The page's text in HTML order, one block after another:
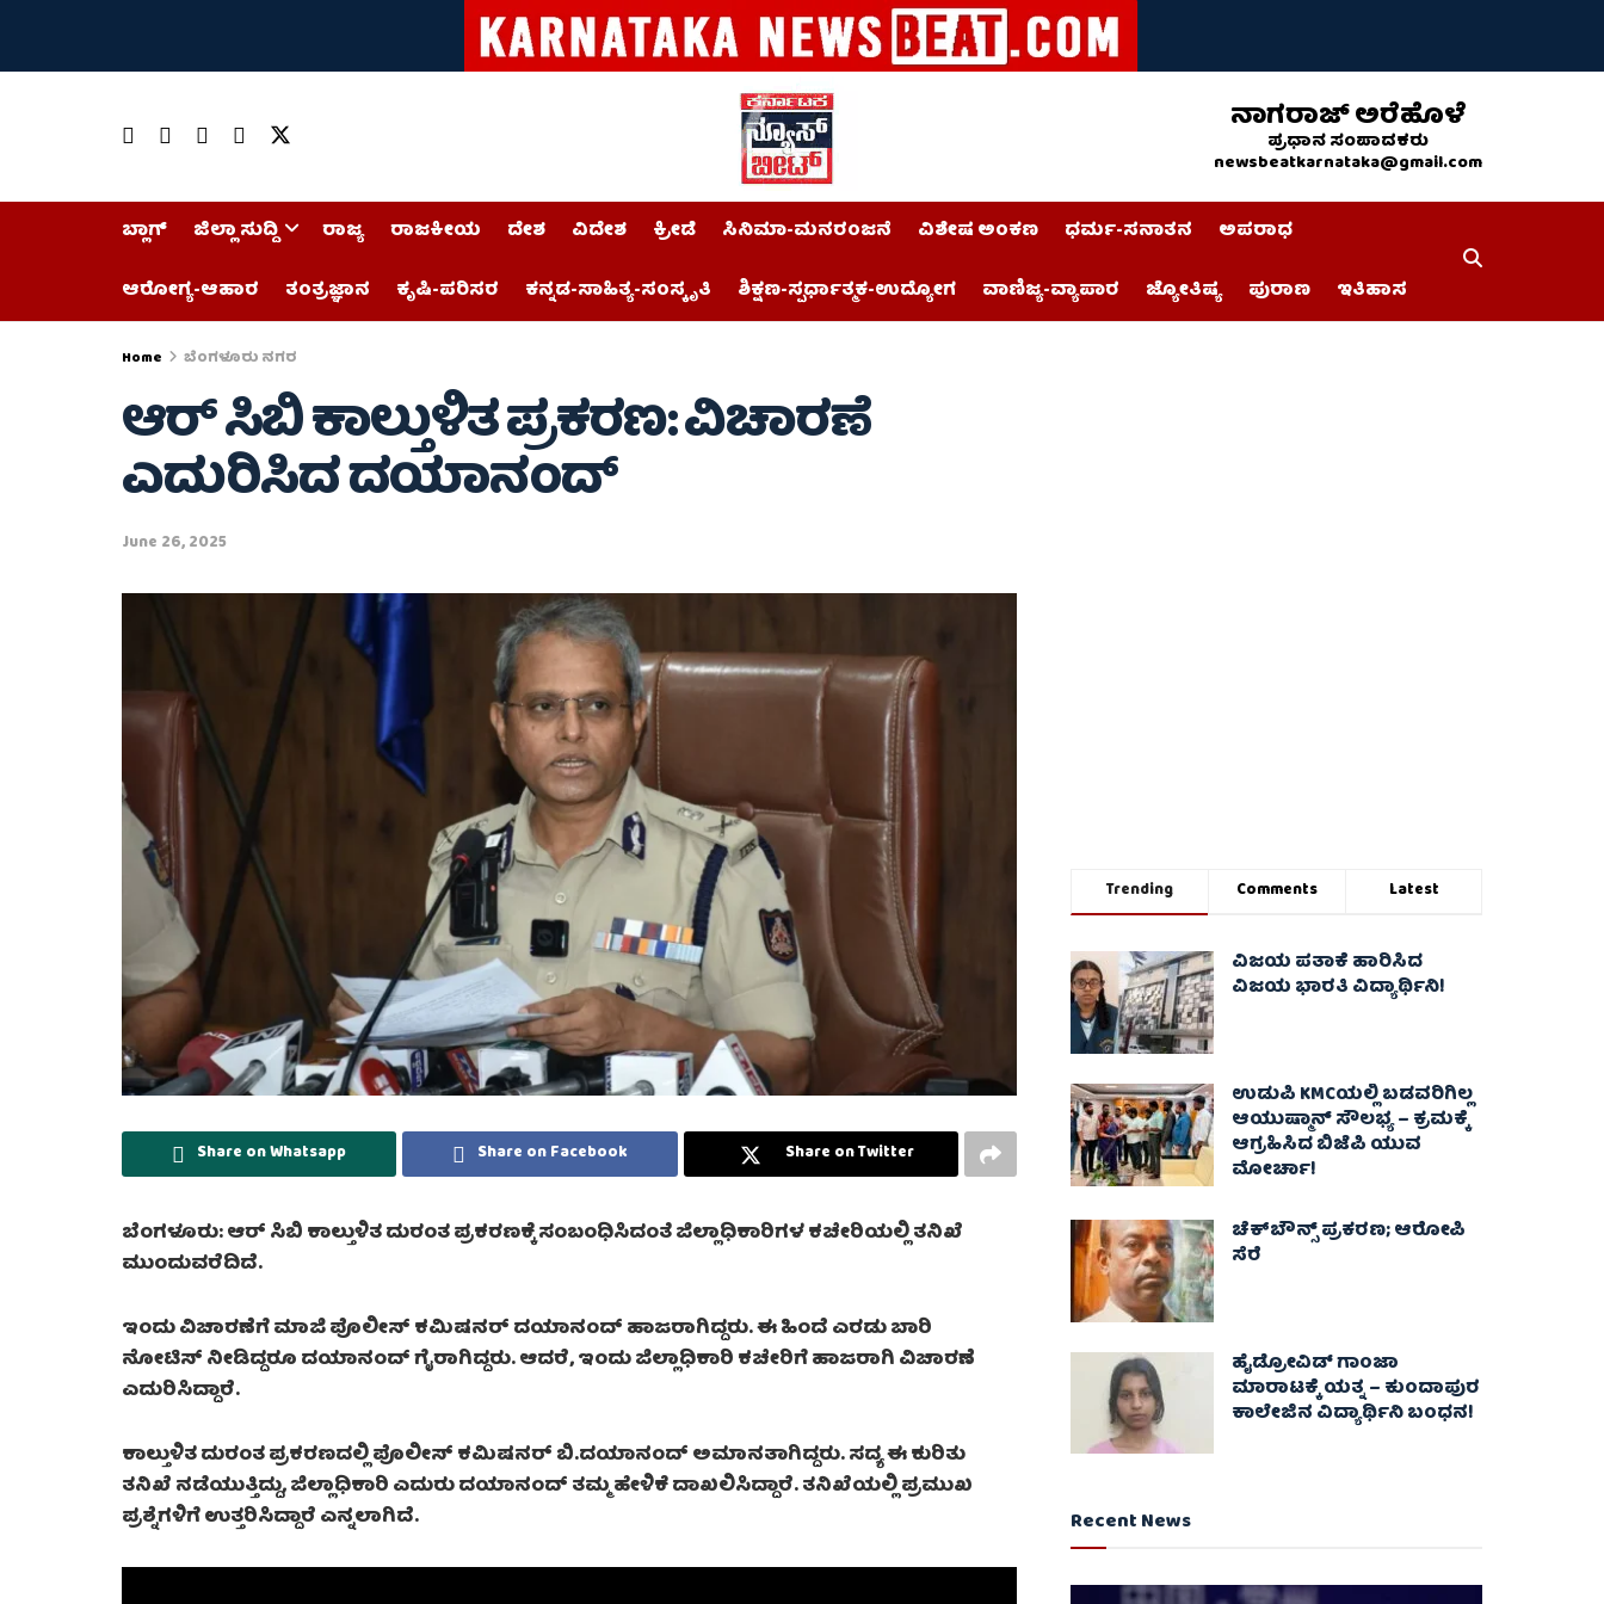
ನಾಗರಾಜ್ ಅರೆಹೊಳೆ
ಪ್ರಧಾನ ಸಂಪಾದಕರು
newsbeatkarnataka@gmail.com
ಬ್ಲಾಗ್ ಜಿಲ್ಲಾ ಸುದ್ದಿ ರಾಜ್ಯ ರಾಜಕೀಯ ದೇಶ ವಿದೇಶ ಕ್ರೀಡೆ ಸಿನಿಮಾ-ಮನರಂಜನೆ ವಿಶೇಷ ಅಂಕಣ ಧರ್ಮ-ಸನಾತನ
ಅಪರಾಧ
ಆರೋಗ್ಯ-ಆಹಾರ
ತಂತ್ರಜ್ಞಾನ ಕೃಷಿ-ಪರಿಸರ ಕನ್ನಡ-ಸಾಹಿತ್ಯ-ಸಂಸ್ಕೃತಿ ಶಿಕ್ಷಣ-ಸ್ಪರ್ಧಾತ್ಮಕ-ಉದ್ಯೋಗ ವಾಣಿಜ್ಯ-ವ್ಯಾಪಾರ ಜ್ಯೋತಿಷ್ಯ ಪುರಾಣ ಇತಿಹಾಸ
Home ಬೆಂಗಳೂರು ನಗರ
ಆರ್ ಸಿಬಿ ಕಾಲ್ತುಳಿತ ಪ್ರಕರಣ: ವಿಚಾರಣೆ
ಎದುರಿಸಿದ ದಯಾನಂದ್
June 26, 2025
Share on Whatsapp Share on Facebook Share on Twitter
ಬೆಂಗಳೂರು: ಆರ್ ಸಿಬಿ ಕಾಲ್ತುಳಿತ ದುರಂತ ಪ್ರಕರಣಕ್ಕೆ ಸಂಬಂಧಿಸಿದಂತೆ ಜಿಲ್ಲಾಧಿಕಾರಿಗಳ ಕಚೇರಿಯಲ್ಲಿ ತನಿಖೆ
ಮುಂದುವರೆದಿದೆ.
ಇಂದು ವಿಚಾರಣೆಗೆ ಮಾಜಿ ಪೊಲೀಸ್ ಕಮಿಷನರ್ ದಯಾನಂದ್ ಹಾಜರಾಗಿದ್ದರು. ಈ ಹಿಂದೆ ಎರಡು ಬಾರಿ
ನೋಟಿಸ್ ನೀಡಿದ್ದರೂ ದಯಾನಂದ್ ಗೈರಾಗಿದ್ದರು. ಆದರೆ, ಇಂದು ಜಿಲ್ಲಾಧಿಕಾರಿ ಕಚೇರಿಗೆ ಹಾಜರಾಗಿ ವಿಚಾರಣೆ
ಎದುರಿಸಿದ್ದಾರೆ.
ಕಾಲ್ತುಳಿತ ದುರಂತ ಪ್ರಕರಣದಲ್ಲಿ ಪೊಲೀಸ್ ಕಮಿಷನರ್ ಬಿ.ದಯಾನಂದ್ ಅಮಾನತಾಗಿದ್ದರು. ಸದ್ಯ ಈ ಕುರಿತು
ತನಿಖೆ ನಡೆಯುತ್ತಿದ್ದು, ಜಿಲ್ಲಾಧಿಕಾರಿ ಎದುರು ದಯಾನಂದ್ ತಮ್ಮ ಹೇಳಿಕೆ ದಾಖಲಿಸಿದ್ದಾರೆ. ತನಿಖೆಯಲ್ಲಿ ಪ್ರಮುಖ
ಪ್ರಶ್ನೆಗಳಿಗೆ ಉತ್ತರಿಸಿದ್ದಾರೆ ಎನ್ನಲಾಗಿದೆ.
Trending Comments Latest
ವಿಜಯ ಪತಾಕೆ ಹಾರಿಸಿದ
ವಿಜಯ ಭಾರತಿ ವಿದ್ಯಾರ್ಥಿನಿ!
ಉಡುಪಿ KMCಯಲ್ಲಿ ಬಡವರಿಗಿಲ್ಲ
ಆಯುಷ್ಮಾನ್ ಸೌಲಭ್ಯ – ಕ್ರಮಕ್ಕೆ
ಆಗ್ರಹಿಸಿದ ಬಿಜೆಪಿ ಯುವ
ಮೋರ್ಚಾ!
ಚೆಕ್​ಬೌನ್ಸ್​ ಪ್ರಕರಣ; ಆರೋಪಿ
ಸೆರೆ
ಹೈಡ್ರೋವಿಡ್ ಗಾಂಜಾ
ಮಾರಾಟಕ್ಕೆ ಯತ್ನ – ಕುಂದಾಪುರ
ಕಾಲೇಜಿನ ವಿದ್ಯಾರ್ಥಿನಿ ಬಂಧನ!
Recent News